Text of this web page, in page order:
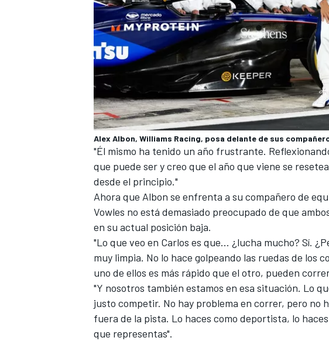
Alex Albon, Williams Racing, posa delante de sus
"Él mismo ha tenido un año frustrante.
que puede ser y creo que el año que viene se
desde el principio."
Ahora que Albon se enfrenta a su compañero de
Vowles no está demasiado preocupado de que
en su actual posición baja.
"Lo que veo en Carlos es que... ¿lucha mucho? Sí.
muy limpia. No lo hace golpeando las ruedas de los
uno de ellos es más rápido que el otro, pueden
"Y nosotros también estamos en esa situación. Lo
justo competir. No hay problema en correr, pero no
fuera de la pista. Lo haces como deportista, lo
que representas".